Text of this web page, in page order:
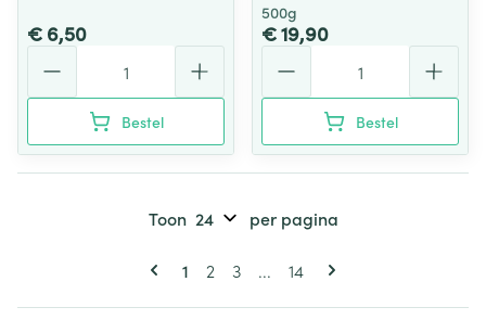
€ 6,50
Bestel
500g
€ 19,90
Bestel
Pagina's
U lees momenteel pagina
1 Pagina
2 Pagina
3 ... Pagina
14
Toon per pagina